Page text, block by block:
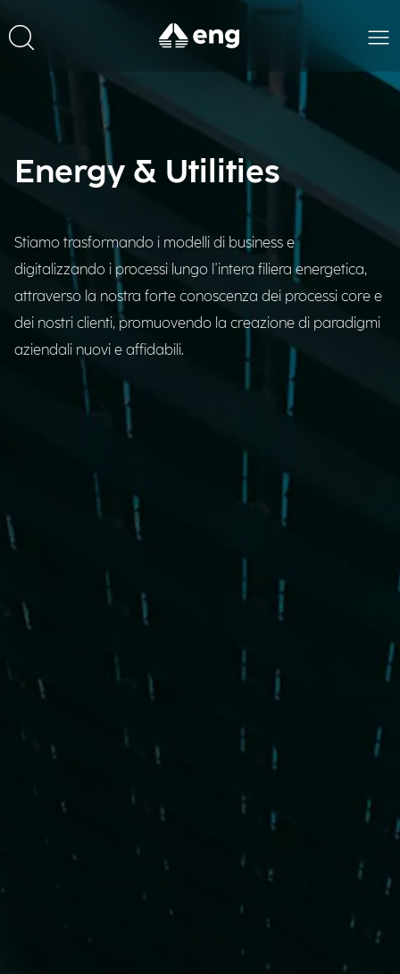
Energy & Utilities
Stiamo trasformando i modelli di business e
digitalizzando i processi lungo l'intera filiera energetica,
attraverso la nostra forte conoscenza dei processi core e
dei nostri clienti, promuovendo la creazione di paradigmi
aziendali nuovi e affidabili.